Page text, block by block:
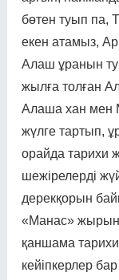
бөтен туып па,
екен атамыз,
Алаш ұранын ту
жылға толған
Алаша хан мен
жүлге тартып,
орай­да тарихи
шежірелерді
дерекқорын
«Манас»
қаншама тарихи
кейіпкерлер